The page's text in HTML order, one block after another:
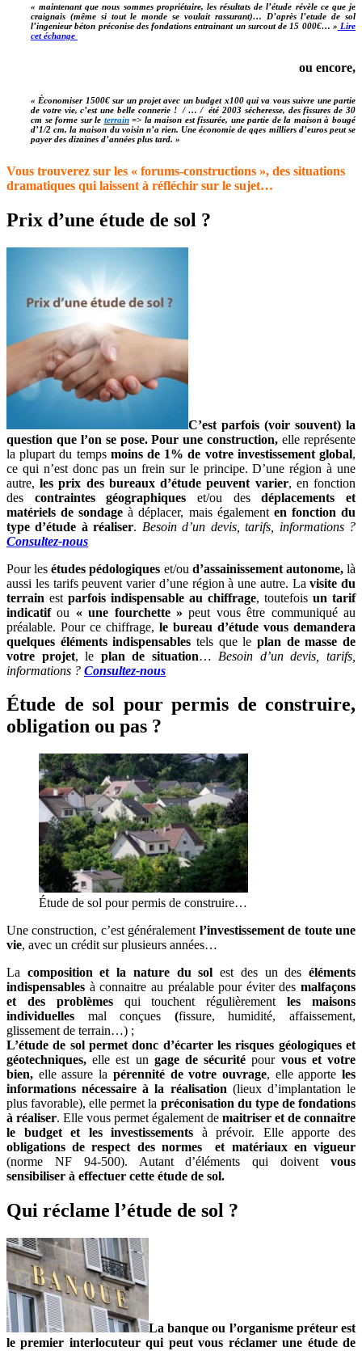
« maintenant que nous sommes propriétaire, les résultats de l’étude révèle ce que je
craignais (même si tout le monde se voulait rassurant)… D’après l’etude de sol
l’ingenieur béton préconise des fondations entrainant un surcout de 15 000€… » Lire
cet échange
ou encore,
« Économiser 1500€ sur un projet avec un budget x100 qui va vous suivre une partie
de votre vie, c’est une belle connerie ! / … / été 2003 sécheresse, des fissures de 30
cm se forme sur le terrain=> la maison est fissurée, une partie de la maison à bougé
d’1/2 cm, la maison du voisin n’a rien. Une économie de qqes milliers d’euros peut se
payer des dizaines d’années plus tard. »
Vous trouverez sur les « forums-constructions », des situations
dramatiques qui laissent à réfléchir sur le sujet…
Prix d’une étude de sol ?
C’est parfois (voir souvent) la
question que l’on se pose. Pour une construction, elle représente
la plupart du temps moins de 1% de votre investissement global,
ce qui n’est donc pas un frein sur le principe. D’une région à une
autre,les prix des bureaux d’étude peuvent varier, en fonction
des contraintes géographiques et/ou desdéplacements et
matériels de sondage à déplacer, mais également en fonction du
type d’étude à réaliser. Besoin d’un devis, tarifs, informations ?
Consultez-nous
Pour lesétudes pédologiques et/ou d’assainissement autonome,là
aussi les tarifs peuvent varier d’une région à une autre. Lavisite du
terrain est parfois indispensable au chiffrage, toutefois un tarif
indicatifou « une fourchette » peut vous être communiqué au
préalable. Pour ce chiffrage, le bureau d’étude vous demandera
quelques éléments indispensables tels que le plan de masse de
votre projet, le plan de situation… Besoin d’un devis, tarifs,
informations ? Consultez-nous
Étude de sol pour permis de construire,
obligation ou pas ?
Étude de sol pour permis de construire…
Une construction, c’est généralement l’investissement de toute une
vie, avec un crédit sur plusieurs années…
La composition et la nature du sol est des un deséléments
indispensables à connaitre au préalable pour éviter des malfaçons
et des problèmesqui touchent régulièrementles maisons
individuelles mal conçues (fissure, humidité, affaissement,
glissement de terrain…) ;
L’étude de sol permet donc d’écarter les risques géologiques et
géotechniques, elle est un gage de sécurité pour vous et votre
bien, elle assure la pérennité de votre ouvrage, elle apporteles
informations nécessaire à la réalisation (lieux d’implantation le
plus favorable), elle permet la préconisation du type de fondations
à réaliser. Elle vous permet également de maitriser et de connaitre
le budget et les investissements à prévoir. Elle apporte des
obligations de respect des normes et matériaux en vigueur
(norme NF 94-500). Autant d’éléments qui doivent vous
sensibiliser à effectuer cette étude de sol.
Qui réclame l’étude de sol ?
La banque ou l’organisme préteur est
le premier interlocuteur qui peut vous réclamer une étude de